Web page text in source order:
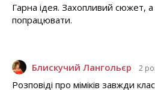
Гарна ідея. Захопливий сюжет,
попрацювати.
Блискучий Лангольєр 2
Розповіді про міміків завжди